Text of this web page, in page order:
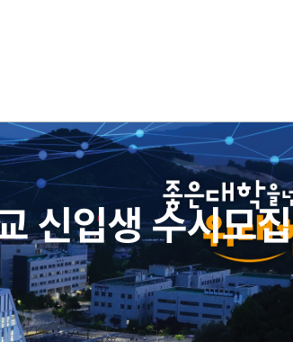
신입생 수시모집